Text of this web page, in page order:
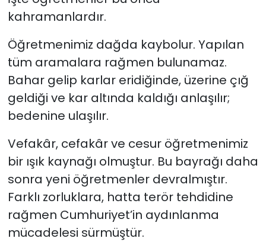
kahramanlardır.
Öğretmenimiz dağda kaybolur. Yapılan
tüm aramalara rağmen bulunamaz.
Bahar gelip karlar eridiğinde, üzerine çığ
geldiği ve kar altında kaldığı anlaşılır;
bedenine ulaşılır.
Vefakâr, cefakâr ve cesur öğretmenimiz
bir ışık kaynağı olmuştur. Bu bayrağı daha
sonra yeni öğretmenler devralmıştır.
Farklı zorluklara, hatta terör tehdidine
rağmen Cumhuriyet’in aydınlanma
mücadelesi sürmüştür.